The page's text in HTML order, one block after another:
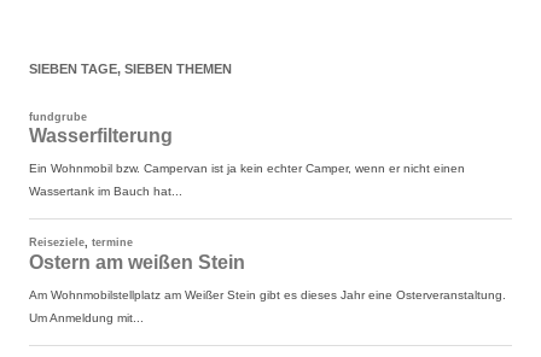
SIEBEN TAGE, SIEBEN THEMEN